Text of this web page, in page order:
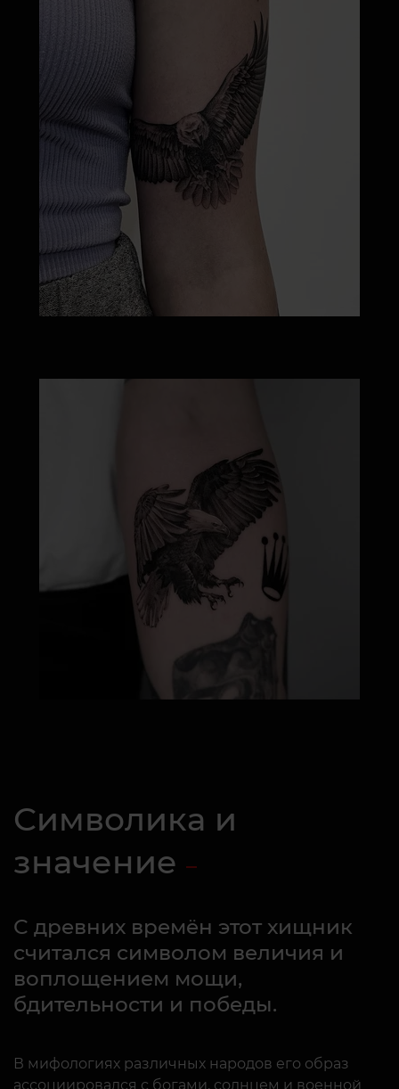
Символика и
значение
С древних времён этот хищник
считался символом величия и
воплощением мощи,
бдительности и победы.
В мифологиях различных народов его образ
ассоциировался с богами, солнцем и военной